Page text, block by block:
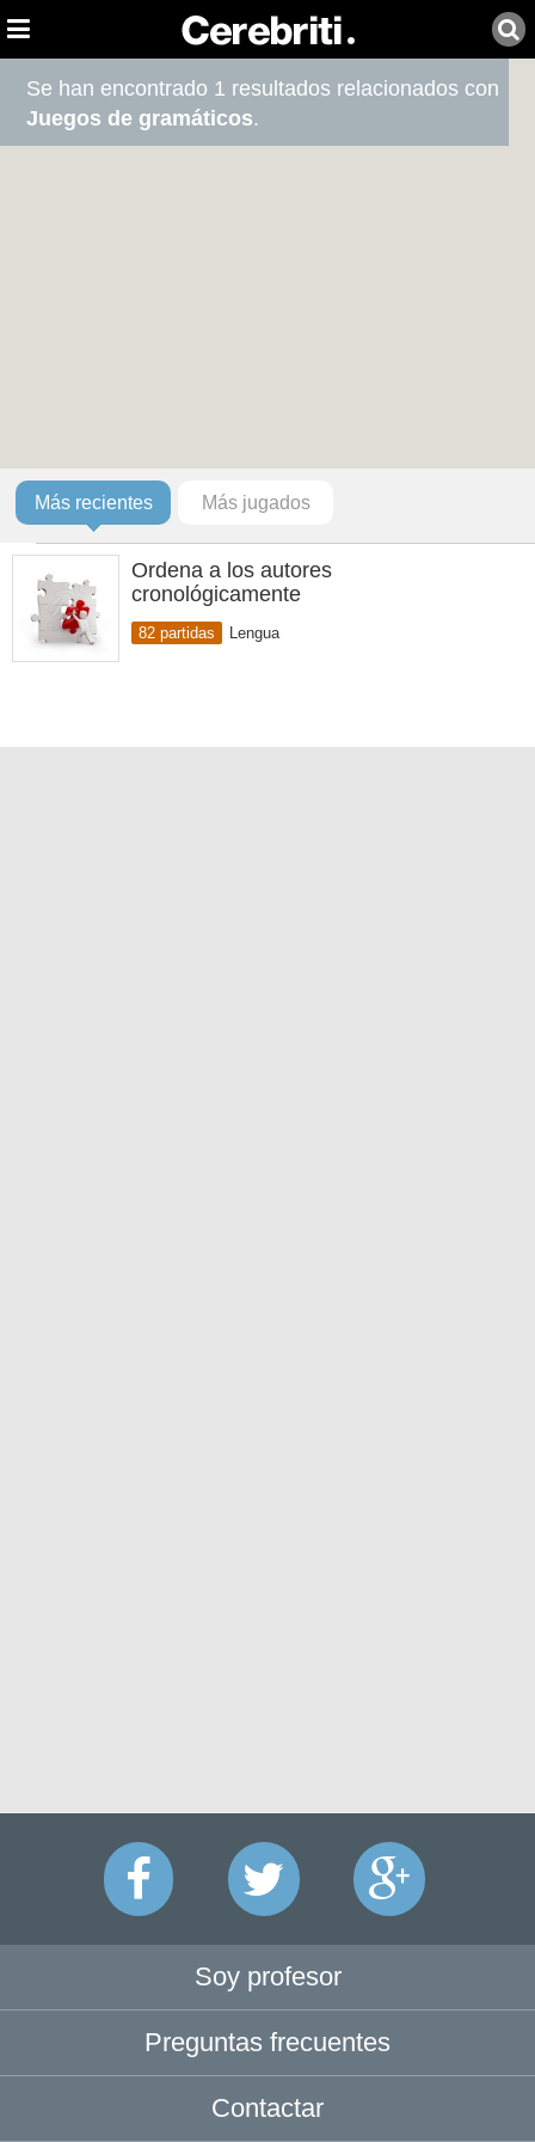
Se han encontrado 1 resultados relacionados con
Juegos de gramáticos.
Más recientes Más jugados
Ordena a los autores
cronológicamente
82 partidas Lengua
Soy profesor
Preguntas frecuentes
Contactar